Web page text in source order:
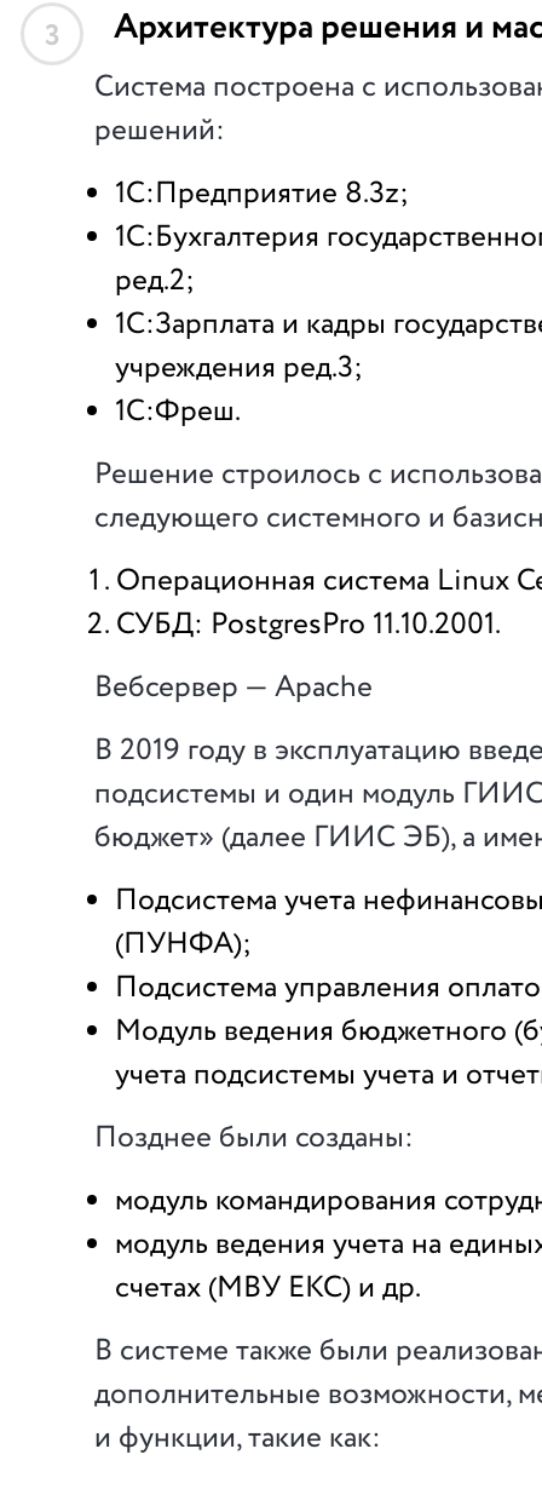
3 Архитектура решения и
Система построена с
решений:
1С:Предприятие 8.3z;
1С:Бухгалтерия
ред.2;
1С:Зарплата и кадры
учреждения ред.3;
1С:Фреш.
Решение строилось с
следующего системного и
Операционная система Linux
СУБД: PostgresPro 11.10.2001.
Вебсервер — Apache
В 2019 году в эксплуатацию
подсистемы и один модуль
бюджет» (далее ГИИС ЭБ), а
Подсистема учета
(ПУНФА);
Подсистема управления
Модуль ведения бюджетного
учета подсистемы учета и
Позднее были созданы:
модуль командирования
модуль ведения учета на
счетах (МВУ ЕКС) и др.
В системе также были
дополнительные возможности,
и функции, такие как: